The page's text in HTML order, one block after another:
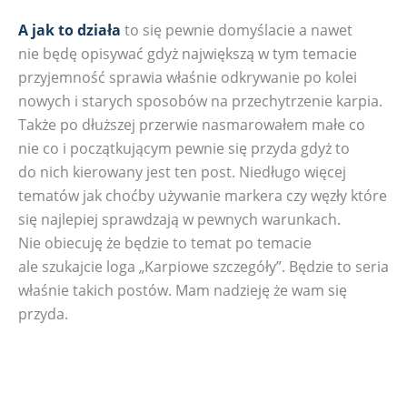
A jak to działa to się pewnie domyślacie a nawet
nie będę opisywać gdyż największą w tym temacie
przyjemność sprawia właśnie odkrywanie po kolei
nowych i starych sposobów na przechytrzenie karpia.
Także po dłuższej przerwie nasmarowałem małe co
nie co i początkującym pewnie się przyda gdyż to
do nich kierowany jest ten post. Niedługo więcej
tematów jak choćby używanie markera czy węzły które
się najlepiej sprawdzają w pewnych warunkach.
Nie obiecuję że będzie to temat po temacie
ale szukajcie loga „Karpiowe szczegóły”. Będzie to seria
właśnie takich postów. Mam nadzieję że wam się
przyda.